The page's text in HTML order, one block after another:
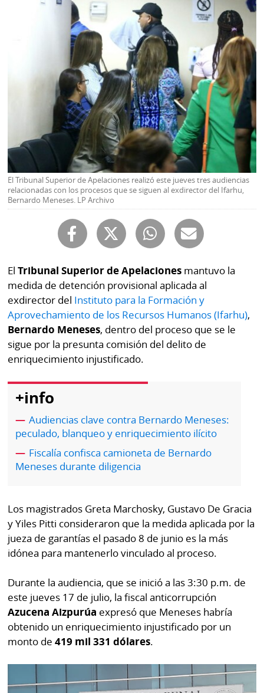
Ponle
Firma
Fe
de
erratas
Historias
SERVICIOS
E-
Paper
Buscador
Comunicados
Catálogos
Kiosko
digital
Luctuosas
Contenido
marcas
RSS
Temas
Autores
Notas
al
lector
Buenas
prácticas
OTROS
SITIOS
Metro
Metro
Tus
Tiquetes
KM
Corprensa
Mi
Diario
Ellas
La
Prensa
Busca
⌾
Hoy
por
Hoy
⌾
Sábado
Picante
⌾
⌾
Tal
Cual
⌾
El Tribunal Superior de Apelaciones realizó este jueves tres audiencias
relacionadas con los procesos que se siguen al exdirector del Ifarhu,
Bernardo Meneses. LP Archivo
ElTribunal Superior de Apelaciones mantuvo la
medida de detención provisional aplicada al
exdirector del Instituto para la Formación y
Aprovechamiento de los Recursos Humanos (Ifarhu),
Bernardo Meneses, dentro del proceso que se le
sigue por la presunta comisión del delito de
enriquecimiento injustificado.
+info
Audiencias clave contra Bernardo Meneses:
peculado, blanqueo y enriquecimiento ilícito
Fiscalía confisca camioneta de Bernardo
Meneses durante diligencia
Los magistrados Greta Marchosky, Gustavo De Gracia
y Yiles Pitti consideraron que la medida aplicada por la
jueza de garantías el pasado 8 de junio es la más
idónea para mantenerlo vinculado al proceso.
Durante la audiencia, que se inició a las 3:30 p.m. de
este jueves 17 de julio, la fiscal anticorrupción
Azucena Aizpurúa expresó que Meneses habría
obtenido un enriquecimiento injustificado por un
monto de419 mil 331 dólares.